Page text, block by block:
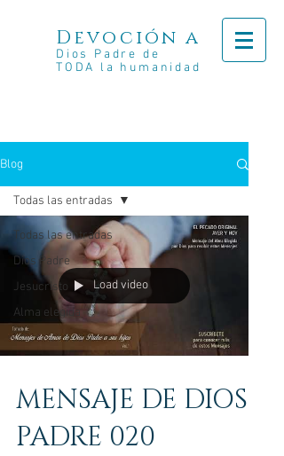
Devoción a
Dios Padre de
TODA la humanidad
Blog
Todas las entradas
Dios Padre
Jesucristo
Alma elegida
Todas las entradas
Load video
MENSAJE DE DIOS
PADRE 020